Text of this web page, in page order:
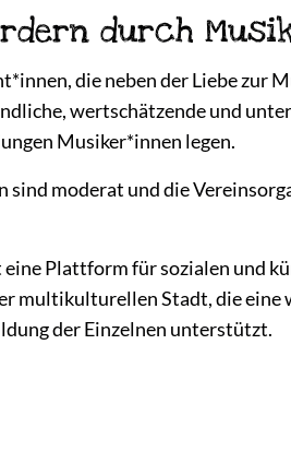
durch
die neben der Liebe zur
wertschätzende und
Musiker*innen legen.
sind moderat und die
Plattform für sozialen und
multikulturellen Stadt, die eine
der Einzelnen unterstützt.